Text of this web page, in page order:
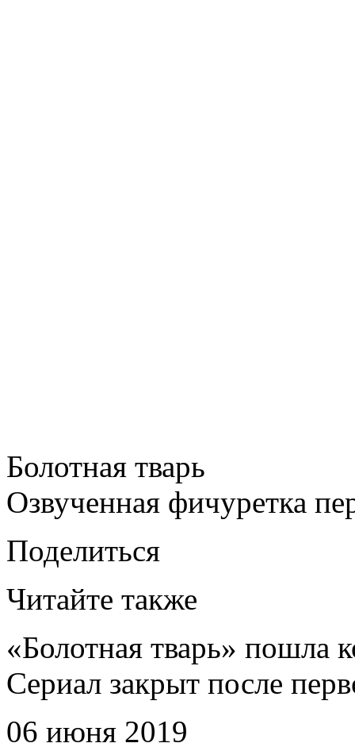
Болотная тварь
Озвученная фичуретка
Поделиться
Читайте также
«Болотная тварь» пошла
Сериал закрыт после
06 июня 2019